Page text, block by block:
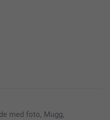
med foto, Mugg,